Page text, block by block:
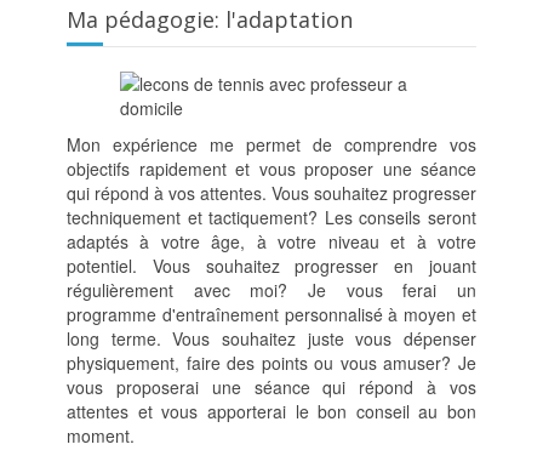
Ma pédagogie: l'adaptation
Mon expérience me permet de comprendre vos
objectifs rapidement et vous proposer une séance
qui répond à vos attentes. Vous souhaitez progresser
techniquement et tactiquement? Les conseils seront
adaptés à votre âge, à votre niveau et à votre
potentiel. Vous souhaitez progresser en jouant
régulièrement avec moi? Je vous ferai un
programme d'entraînement personnalisé à moyen et
long terme. Vous souhaitez juste vous dépenser
physiquement, faire des points ou vous amuser? Je
vous proposerai une séance qui répond à vos
attentes et vous apporterai le bon conseil au bon
moment.